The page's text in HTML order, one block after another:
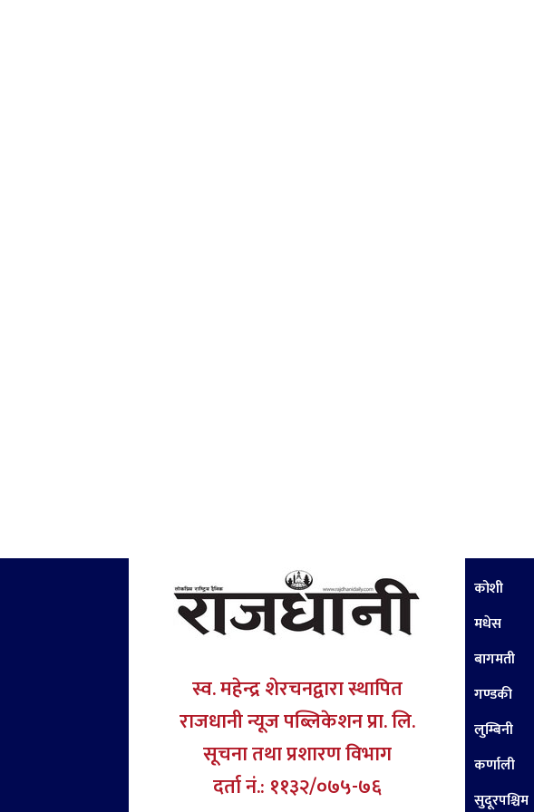
स्व. महेन्द्र शेरचनद्वारा स्थापित
राजधानी न्यूज पब्लिकेशन प्रा. लि.
सूचना तथा प्रशारण विभाग
दर्ता नं.: ११३२/०७५-७६
कोशी
मधेस
बागमती
गण्डकी
लुम्बिनी
कर्णाली
सुदूरपश्चिम